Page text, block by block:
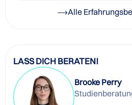
Alle
LASS DICH BERATEN!
Brooke Perry